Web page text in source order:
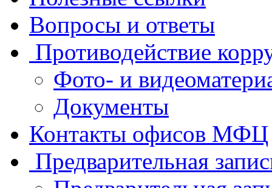
Вопросы и ответы
Противодействие
Фото- и
Документы
Контакты офисов МФЦ
Предварительная